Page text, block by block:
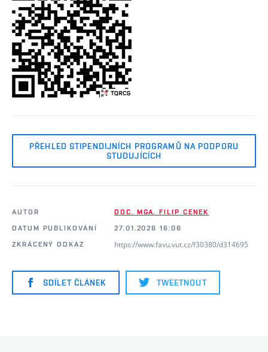
PŘEHLED STIPENDIJNÍCH PROGRAMŮ NA PODPORU
STUDUJÍCÍCH
AUTOR
DOC. MGA. FILIP CENEK
DATUM PUBLIKOVÁNÍ
27.01.2026 16:06
ZKRÁCENÝ ODKAZ
https://www.favu.vut.cz/f30380/d314695
SDÍLET ČLÁNEK TWEETNOUT